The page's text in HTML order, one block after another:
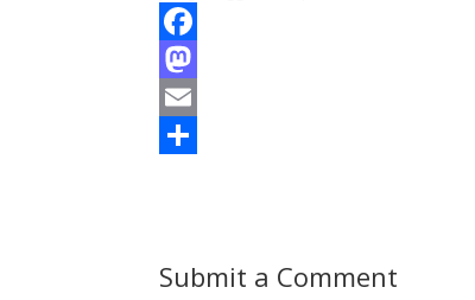
F
a
c
o
M
a
d
E
lr
Submit a Comment